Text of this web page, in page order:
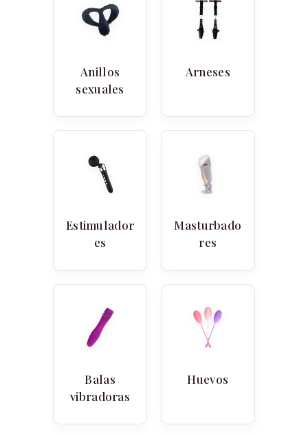
Anillos
sexuales
Arneses
Estimulador
es
Masturbado
res
Balas
vibradoras
Huevos